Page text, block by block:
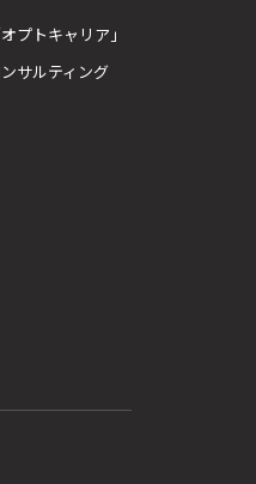
プトキャリア」
サルティング